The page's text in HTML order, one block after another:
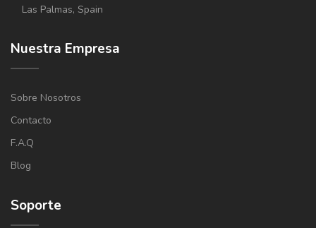
Las Palmas, Spain
Nuestra Empresa
Sobre Nosotros
Contacto
F.A.Q
Blog
Soporte